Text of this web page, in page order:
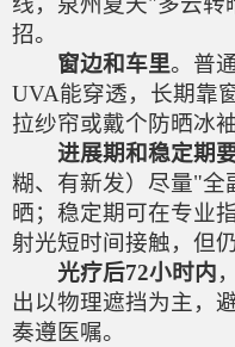
招。
窗边和车里。普
UVA能穿透，长期靠
拉纱帘或戴个防晒冰袖
进展期和稳定期
糊、有新发）尽量"全
晒；稳定期可在专业
射光短时间接触，但
光疗后72小时内
出以物理遮挡为主，
奏遵医嘱。